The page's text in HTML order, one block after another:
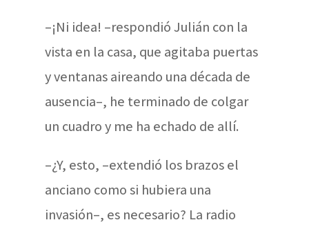
–¡Ni idea! –respondió Julián con la
vista en la casa, que agitaba puertas
y ventanas aireando una década de
ausencia–, he terminado de colgar
un cuadro y me ha echado de allí.
–¿Y, esto, –extendió los brazos el
anciano como si hubiera una
invasión–, es necesario? La radio